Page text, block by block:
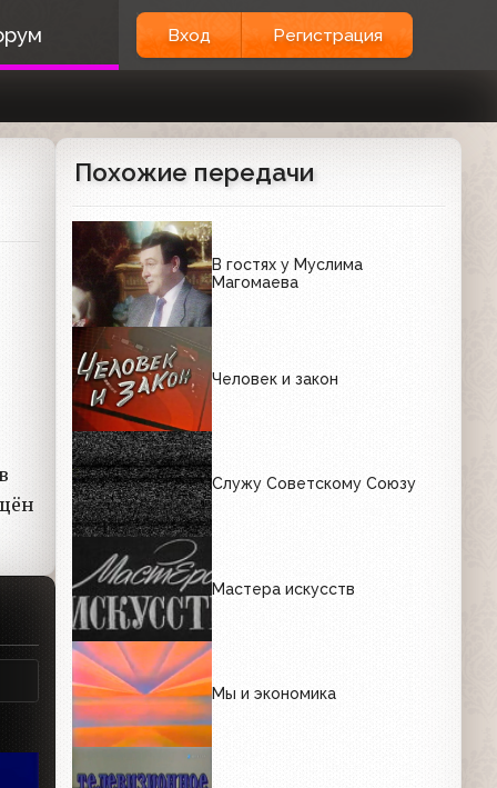
Вход Регистрация
Похожие передачи
В гостях у Муслима
Магомаева
Человек и закон
Служу Советскому Союзу
Мастера искусств
Мы и экономика